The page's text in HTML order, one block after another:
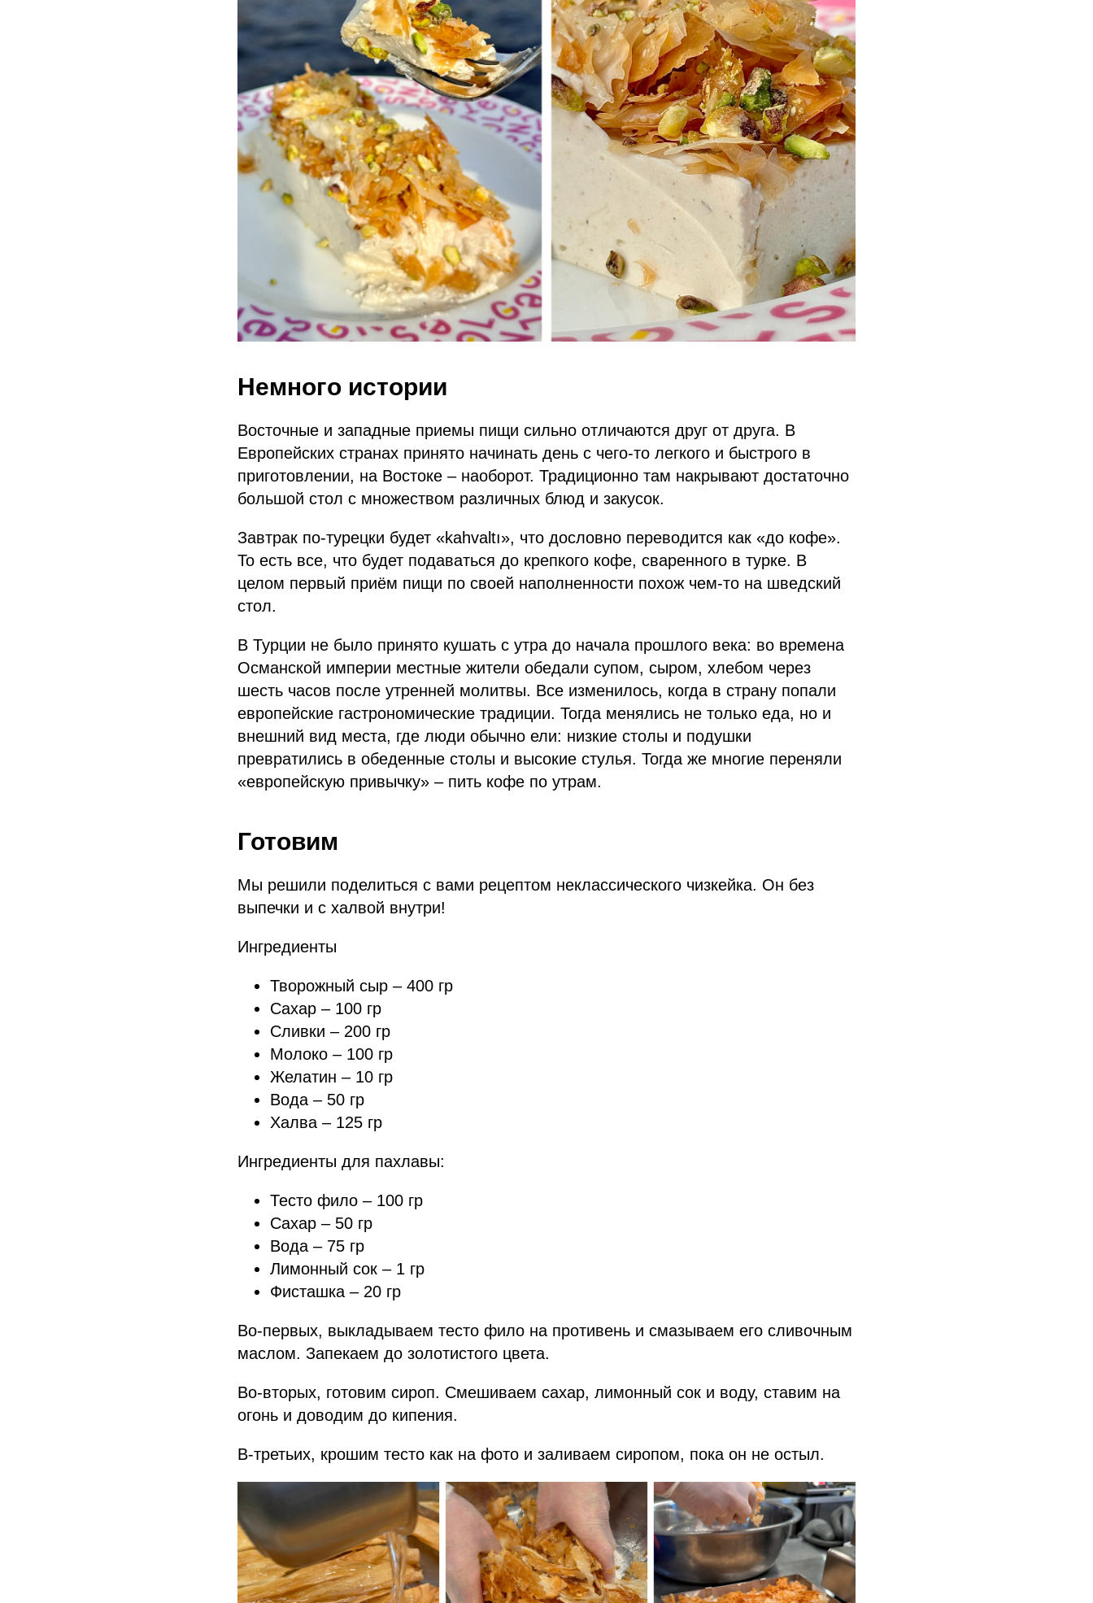
Немного истории
Восточные и западные приемы пищи сильно отличаются друг от друга. В
Европейских странах принято начинать день с чего-то легкого и быстрого в
приготовлении, на Востоке – наоборот. Традиционно там накрывают достаточно
большой стол с множеством различных блюд и закусок.
Завтрак по-турецки будет «kahvaltı», что дословно переводится как «до кофе».
То есть все, что будет подаваться до крепкого кофе, сваренного в турке. В
целом первый приём пищи по своей наполненности похож чем-то на шведский
стол.
В Турции не было принято кушать с утра до начала прошлого века: во времена
Османской империи местные жители обедали супом, сыром, хлебом через
шесть часов после утренней молитвы. Все изменилось, когда в страну попали
европейские гастрономические традиции. Тогда менялись не только еда, но и
внешний вид места, где люди обычно ели: низкие столы и подушки
превратились в обеденные столы и высокие стулья. Тогда же многие переняли
«европейскую привычку» – пить кофе по утрам.
Готовим
Мы решили поделиться с вами рецептом неклассического чизкейка. Он без
выпечки и с халвой внутри!
Ингредиенты
Творожный сыр – 400 гр
Сахар – 100 гр
Сливки – 200 гр
Молоко – 100 гр
Желатин – 10 гр
Вода – 50 гр
Халва – 125 гр
Ингредиенты для пахлавы:
Тесто фило – 100 гр
Сахар – 50 гр
Вода – 75 гр
Лимонный сок – 1 гр
Фисташка – 20 гр
Во-первых, выкладываем тесто фило на противень и смазываем его сливочным
маслом. Запекаем до золотистого цвета.
Во-вторых, готовим сироп. Смешиваем сахар, лимонный сок и воду, ставим на
огонь и доводим до кипения.
В-третьих, крошим тесто как на фото и заливаем сиропом, пока он не остыл.